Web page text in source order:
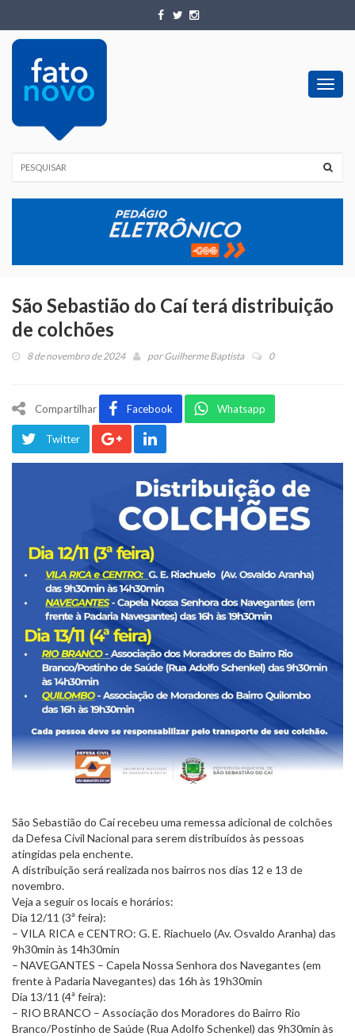
São Sebastião do Caí terá distribuição
de colchões
8 de novembro de 2024 porGuilherme Baptista 0
Compartilhar Facebook Whatsapp
Twitter
São Sebastião do Caí recebeu uma remessa adicional de colchões
da Defesa Civil Nacional para serem distribuídos às pessoas
atingidas pela enchente.
A distribuição será realizada nos bairros nos dias 12 e 13 de
novembro.
Veja a seguir os locais e horários:
Dia 12/11 (3ª feira):
– VILA RICA e CENTRO: G. E. Riachuelo (Av. Osvaldo Aranha) das
9h30min às 14h30min
– NAVEGANTES – Capela Nossa Senhora dos Navegantes (em
frente à Padaria Navegantes) das 16h às 19h30min
Dia 13/11 (4ª feira):
– RIO BRANCO – Associação dos Moradores do Bairro Rio
Branco/Postinho de Saúde (Rua Adolfo Schenkel) das 9h30min às